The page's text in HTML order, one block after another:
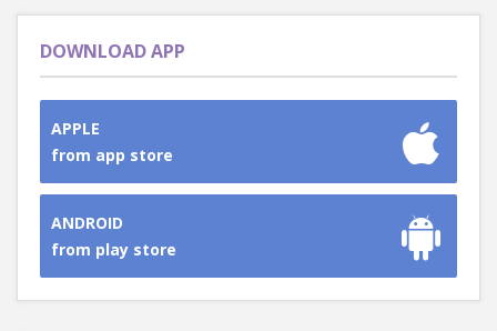
DOWNLOAD APP
APPLE
from app store
ANDROID
from play store